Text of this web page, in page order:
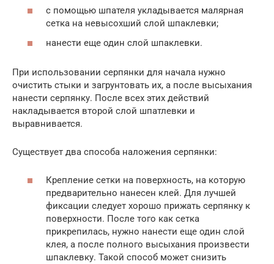
с помощью шпателя укладывается малярная
сетка на невысохший слой шпаклевки;
нанести еще один слой шпаклевки.
При использовании серпянки для начала нужно
очистить стыки и загрунтовать их, а после высыхания
нанести серпянку. После всех этих действий
накладывается второй слой шпатлевки и
выравнивается.
Существует два способа наложения серпянки:
Крепление сетки на поверхность, на которую
предварительно нанесен клей. Для лучшей
фиксации следует хорошо прижать серпянку к
поверхности. После того как сетка
прикрепилась, нужно нанести еще один слой
клея, а после полного высыхания произвести
шпаклевку. Такой способ может снизить